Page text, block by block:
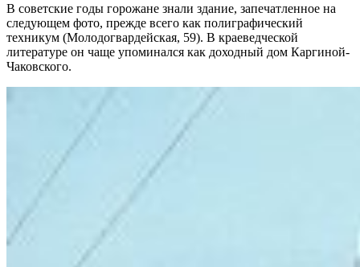
В советские годы горожане знали здание, запечатленное на
следующем фото, прежде всего как полиграфический
техникум (Молодогвардейская, 59). В краеведческой
литературе он чаще упоминался как доходный дом Каргиной-
Чаковского.